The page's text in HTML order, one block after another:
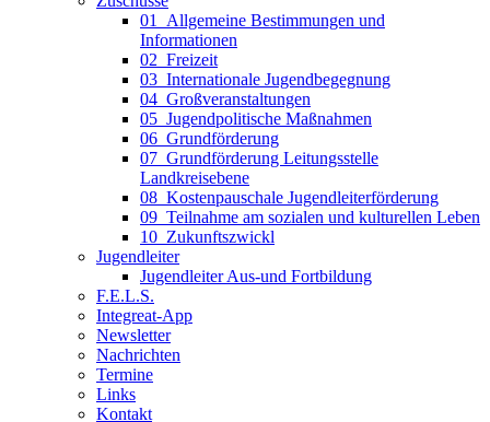
01_Allgemeine Bestimmungen und
Informationen
02_Freizeit
03_Internationale Jugendbegegnung
04_Großveranstaltungen
05_Jugendpolitische Maßnahmen
06_Grundförderung
07_Grundförderung Leitungsstelle
Landkreisebene
08_Kostenpauschale Jugendleiterförderung
09_Teilnahme am sozialen und kulturellen Leben
10_Zukunftszwickl
Jugendleiter
Jugendleiter Aus-und Fortbildung
F.E.L.S.
Integreat-App
Newsletter
Nachrichten
Termine
Links
Kontakt